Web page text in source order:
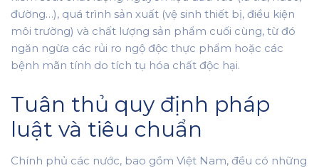
đường…), quá trình sản xuất (vệ sinh thiết bị, điều kiện
môi trường) và chất lượng sản phẩm cuối cùng, từ đó
ngăn ngừa các rủi ro ngộ độc thực phẩm hoặc các
bệnh mãn tính do tích tụ hóa chất độc hại.
Tuân thủ quy định pháp
luật và tiêu chuẩn
Chính phủ các nước, bao gồm Việt Nam, đều có những